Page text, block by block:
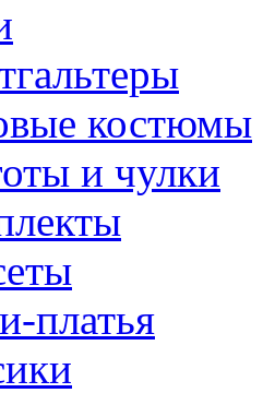
костюмы
и чулки
платья